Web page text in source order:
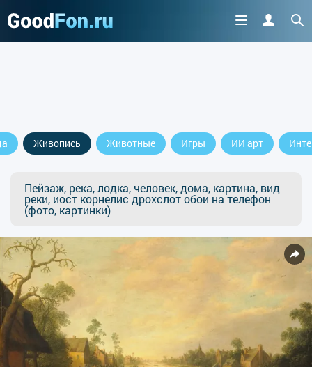
Живопись Животные Игры ИИ арт
Пейзаж, река, лодка, человек, дома, картина, вид
реки, иост корнелис дрохслот обои на телефон
(фото, картинки)